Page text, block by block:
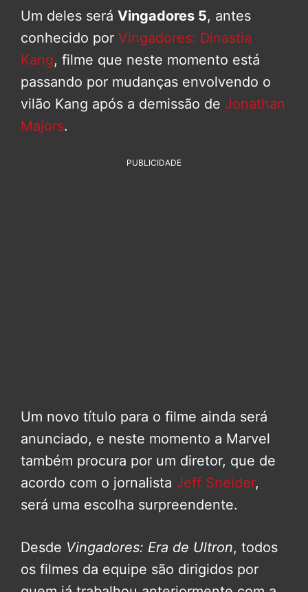
Um deles será Vingadores 5, antes
conhecido por Vingadores: Dinastia
Kang, filme que neste momento está
passando por mudanças envolvendo o
vilão Kang após a demissão de Jonathan
Majors.
PUBLICIDADE
Um novo título para o filme ainda será
anunciado, e neste momento a Marvel
também procura por um diretor, que de
acordo com o jornalista Jeff Sneider,
será uma escolha surpreendente.
Desde Vingadores: Era de Ultron, todos
os filmes da equipe são dirigidos por